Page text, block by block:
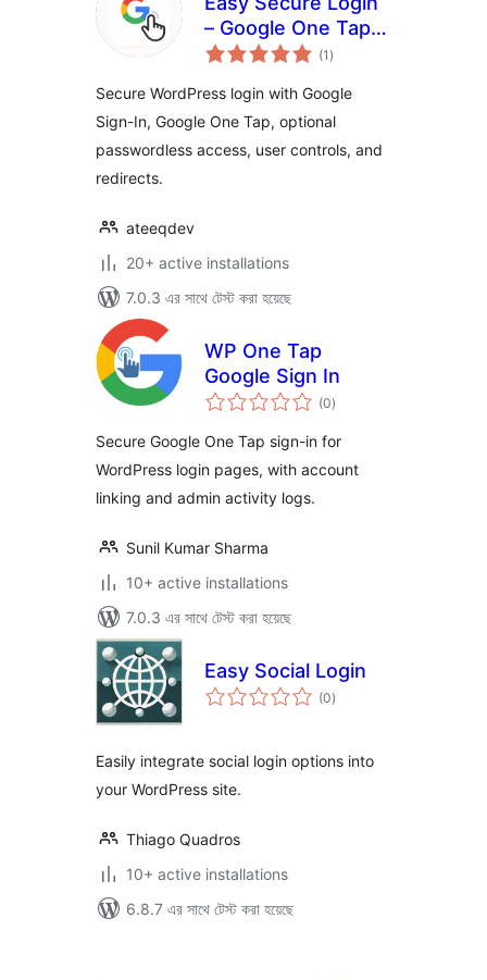
– Google One Tap &
Sign-In
(1 total
ratings
)
Secure WordPress login with Google
Sign-In, Google One Tap, optional
passwordless access, user controls, and
redirects.
ateeqdev
20+ active installations
7.0.3 এর সাথে টেস্ট করা হয়েছে
WP One Tap
Google Sign In
(0total
ratings
)
Secure Google One Tap sign-in for
WordPress login pages, with account
linking and admin activity logs.
Sunil Kumar Sharma
10+ active installations
7.0.3 এর সাথে টেস্ট করা হয়েছে
Easy Social Login
(0total
ratings
)
Easily integrate social login options into
your WordPress site.
Thiago Quadros
10+ active installations
6.8.7 এর সাথে টেস্ট করা হয়েছে